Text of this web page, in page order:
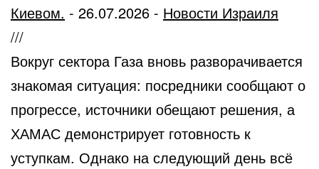
Киевом. - 26.07.2026 - Новости Израиля
///
Вокруг сектора Газа вновь разворачивается
знакомая ситуация: посредники сообщают о
прогрессе, источники обещают решения, а
ХАМАС демонстрирует готовность к
уступкам. Однако на следующий день всё